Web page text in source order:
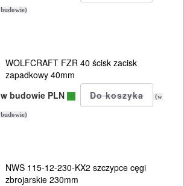
budowie)
WOLFCRAFT FZR 40 ścisk zacisk
zapadkowy 40mm
w budowie PLN
(w
budowie)
NWS 115-12-230-KX2 szczypce cęgi
zbrojarskie 230mm